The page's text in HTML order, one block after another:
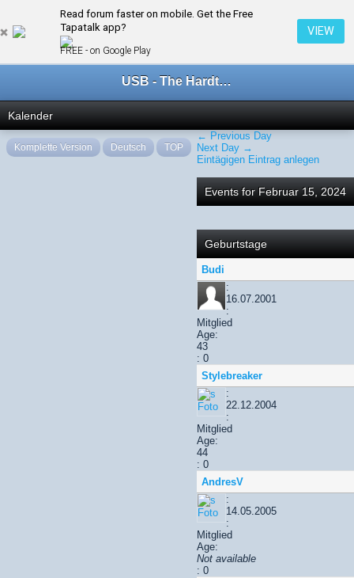
Read forum faster on mobile. Get the Free
Tapatalk app?
FREE - on Google Play
VIEW
← Februar 2024
USB - The Hardtechno Family
Kalender
← Previous Day
Next Day →
Eintägigen Eintrag anlegen
Events for Februar 15, 2024
Geburtstage
Budi
:
16.07.2001
:
Mitglied
Age:
43
: 0
Stylebreaker
:
22.12.2004
:
Mitglied
Age:
44
: 0
AndresV
:
14.05.2005
:
Mitglied
Age:
Not available
: 0
Komplette Version Deutsch TOP